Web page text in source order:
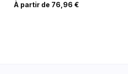
À partir de 76,96 €